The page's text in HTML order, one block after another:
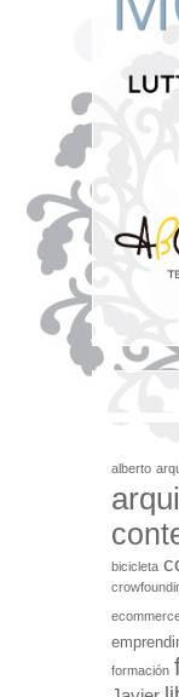
alberto
bicicleta
formación